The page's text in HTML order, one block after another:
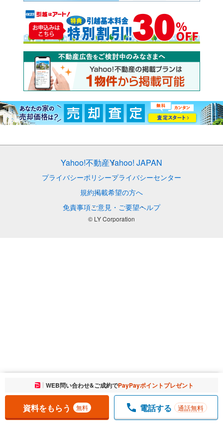
お気に入りに追加しました。 一覧を開く
WEB問い合わせ&ご成約でPayPayポイントプレゼント
資料をもらう 無料 電話する 通話無料
Yahoo!不動産Yahoo! JAPAN
プライバシーポリシープライバシーセンター
規約掲載希望の方へ
免責事項ご意見・ご要望ヘルプ
© LY Corporation